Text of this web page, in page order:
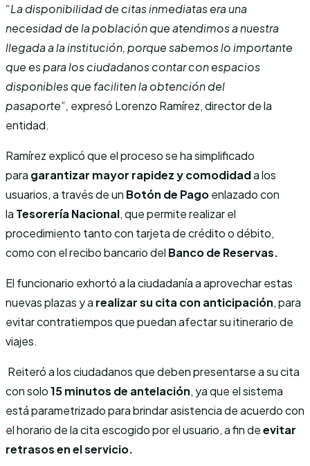
“La disponibilidad de citas inmediatas era una
necesidad de la población que atendimos a nuestra
llegada a la institución, porque sabemos lo importante
que es para los ciudadanos contar con espacios
disponibles que faciliten la obtención del
pasaporte”, expresó Lorenzo Ramírez, director de la
entidad.
Ramírez explicó que el proceso se ha simplificado
para garantizar mayor rapidez y comodidada los
usuarios, a través de un Botón de Pagoenlazado con
la Tesorería Nacional, que permite realizar el
procedimiento tanto con tarjeta de crédito o débito,
como con el recibo bancario del Banco de Reservas.
El funcionario exhortó a la ciudadanía a aprovechar estas
nuevas plazas y a realizar su cita con anticipación, para
evitar contratiempos que puedan afectar su itinerario de
viajes.
Reiteró a los ciudadanos que deben presentarse a su cita
con solo15 minutos de antelación, ya que el sistema
está parametrizado para brindar asistencia de acuerdo con
el horario de la cita escogido por el usuario, a fin deevitar
retrasos en el servicio.